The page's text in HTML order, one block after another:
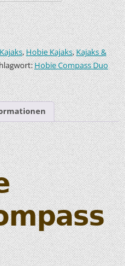
,Hobie Kajaks,Kajaks &
Hobie Compass Duo